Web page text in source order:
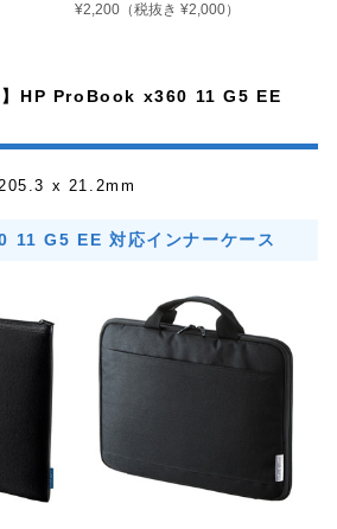
¥2,200 （税抜き ¥2,000）
HP ProBook x360 11 G5 EE
x 21.2mm
G5 EE 対応インナーケース